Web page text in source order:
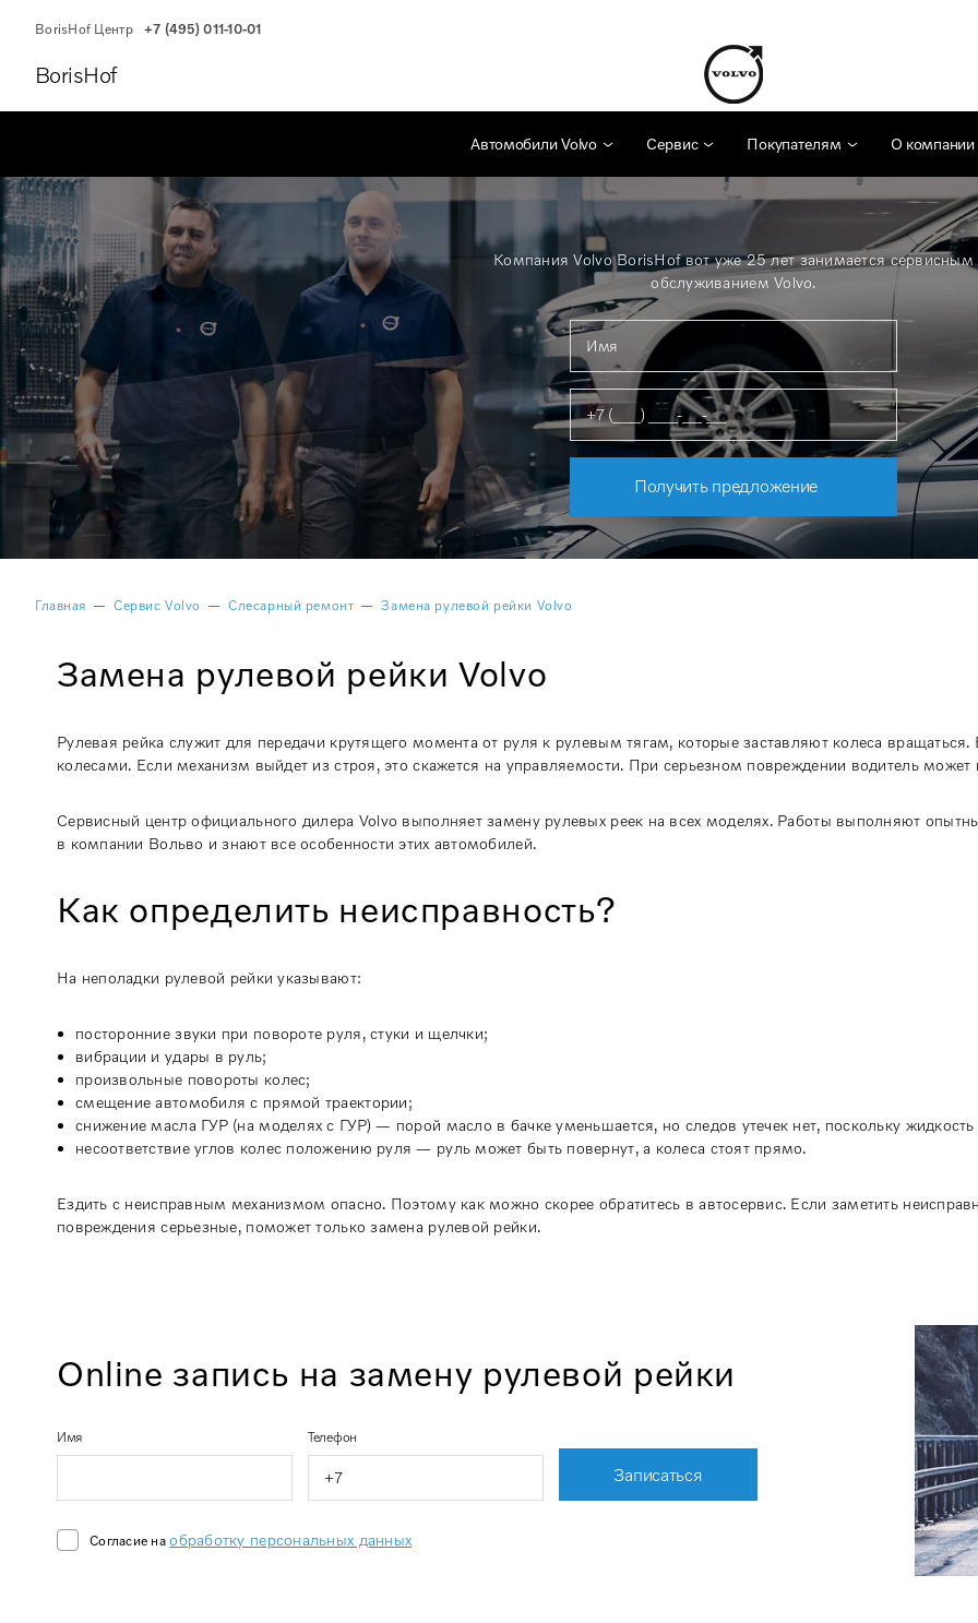
BorisHof Центр +7 (495) 011-10-01
BorisHof
Автомобили Volvo Сервис Покупателям О компании
Компания Volvo BorisHof вот уже 25 лет занимается сервисным
обслуживанием Volvo.
Получить предложение
Главная Сервис Volvo Слесарный ремонт Замена рулевой рейки Volvo
Замена рулевой рейки Volvo
Рулевая рейка служит для передачи крутящего момента от руля к рулевым тягам, которые заставляют колеса
колесами. Если механизм выйдет из строя, это скажется на управляемости. При серьезном повреждении водитель
Сервисный центр официального дилера Volvo выполняет замену рулевых реек на всех моделях. Работы выполняют
в компании Вольво и знают все особенности этих автомобилей.
Как определить неисправность?
На неполадки рулевой рейки указывают:
посторонние звуки при повороте руля, стуки и щелчки;
вибрации и удары в руль;
произвольные повороты колес;
смещение автомобиля с прямой траектории;
снижение масла ГУР (на моделях с ГУР) — порой масло в бачке уменьшается, но следов утечек нет, поскольку жидкость
несоответствие углов колес положению руля — руль может быть повернут, а колеса стоят прямо.
Ездить с неисправным механизмом опасно. Поэтому как можно скорее обратитесь в автосервис. Если заметить
повреждения серьезные, поможет только замена рулевой рейки.
Online запись на замену рулевой рейки
Имя Телефон
Записаться
Согласие наобработку персональных данных